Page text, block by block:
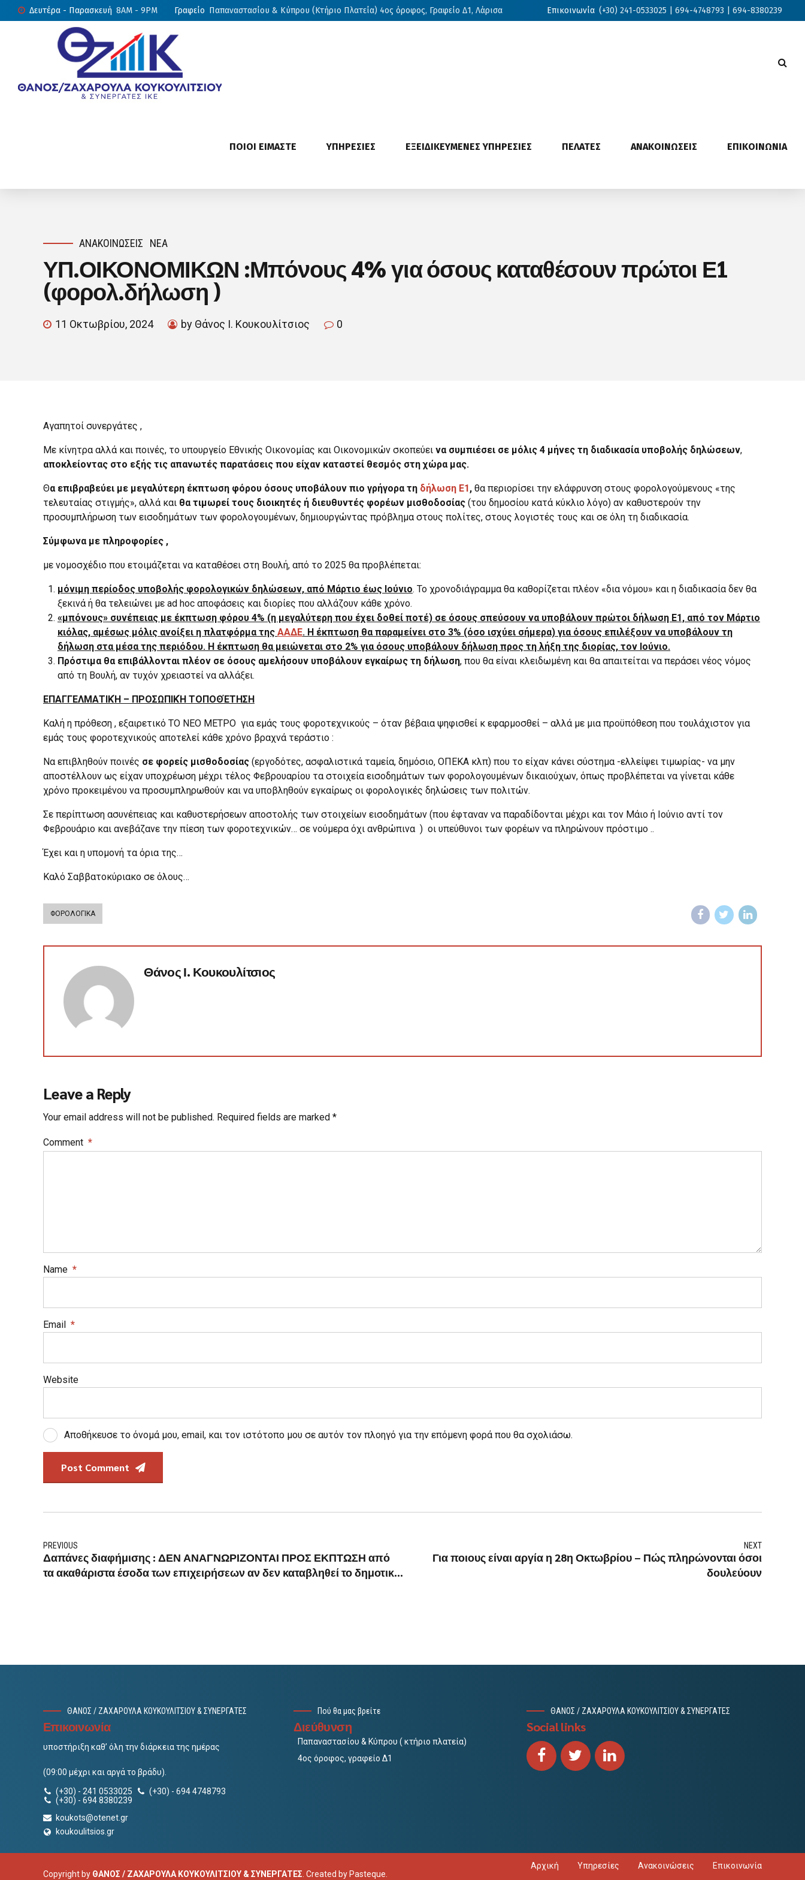
Δευτέρα - Παρασκευή 8AM - 9PM Γραφείο Παπαναστασίου & Κύπρου (Κτήριο Πλατεία) 4ος όροφος, Γραφείο Δ1, Λάρισα Επικοινωνία (+30) 241-0533025 | 694-4748793 | 694-8380239
ΠΟΙΟΙ ΕΙΜΑΣΤΕ ΥΠΗΡΕΣΙΕΣ ΕΞΕΙΔΙΚΕΥΜΕΝΕΣ ΥΠΗΡΕΣΙΕΣ ΠΕΛΑΤΕΣ ΑΝΑΚΟΙΝΩΣΕΙΣ ΕΠΙΚΟΙΝΩΝΙΑ
ΑΝΑΚΟΙΝΏΣΕΙΣ ΝΈΑ
ΥΠ.ΟΙΚΟΝΟΜΙΚΩΝ :Μπόνους 4% για όσους καταθέσουν πρώτοι Ε1
(φορολ.δήλωση )
11 Οκτωβρίου, 2024 by Θάνος Ι. Κουκουλίτσιος 0
Aγαπητοί συνεργάτες ,
Με κίνητρα αλλά και ποινές, το υπουργείο Εθνικής Οικονομίας και Οικονομικών σκοπεύει να συμπιέσει σε μόλις 4 μήνες τη διαδικασία υποβολής δηλώσεων,
αποκλείοντας στο εξής τις απανωτές παρατάσεις που είχαν καταστεί θεσμός στη χώρα μας.
Θα επιβραβεύει με μεγαλύτερη έκπτωση φόρου όσους υποβάλουν πιο γρήγορα τη δήλωση Ε1 , θα περιορίσει την ελάφρυνση στους φορολογούμενους «της
τελευταίας στιγμής», αλλά και θα τιμωρεί τους διοικητές ή διευθυντές φορέων μισθοδοσίας (του δημοσίου κατά κύκλιο λόγο) αν καθυστερούν την
προσυμπλήρωση των εισοδημάτων των φορολογουμένων, δημιουργώντας πρόβλημα στους πολίτες, στους λογιστές τους και σε όλη τη διαδικασία.
Σύμφωνα με πληροφορίες ,
με νομοσχέδιο που ετοιμάζεται να καταθέσει στη Βουλή, από το 2025 θα προβλέπεται:
μόνιμη περίοδος υποβολής φορολογικών δηλώσεων, από Μάρτιο έως Ιούνιο. Το χρονοδιάγραμμα θα καθορίζεται πλέον «δια νόμου» και η διαδικασία δεν θα
ξεκινά ή θα τελειώνει με ad hoc αποφάσεις και διορίες που αλλάζουν κάθε χρόνο.
«μπόνους» συνέπειας με έκπτωση φόρου 4% (η μεγαλύτερη που έχει δοθεί ποτέ) σε όσους σπεύσουν να υποβάλουν πρώτοι δήλωση Ε1, από τον Μάρτιο
κιόλας, αμέσως μόλις ανοίξει η πλατφόρμα της ΑΑΔΕ. Η έκπτωση θα παραμείνει στο 3% (όσο ισχύει σήμερα) για όσους επιλέξουν να υποβάλουν τη
δήλωση στα μέσα της περιόδου. Η έκπτωση θα μειώνεται στο 2% για όσους υποβάλουν δήλωση προς τη λήξη της διορίας, τον Ιούνιο.
Πρόστιμα θα επιβάλλονται πλέον σε όσους αμελήσουν υποβάλουν εγκαίρως τη δήλωση, που θα είναι κλειδωμένη και θα απαιτείται να περάσει νέος νόμος
από τη Βουλή, αν τυχόν χρειαστεί να αλλάξει.
ΕΠΑΓΓΕΛΜΑΤΙΚΉ – ΠΡΟΣΩΠΙΚΉ ΤΟΠΟΘΈΤΗΣΗ
Καλή η πρόθεση , εξαιρετικό ΤΟ ΝΕΟ ΜΕΤΡΟ για εμάς τους φοροτεχνικούς – όταν βέβαια ψηφισθεί κ εφαρμοσθεί – αλλά με μια προϋπόθεση που τουλάχιστον για
εμάς τους φοροτεχνικούς αποτελεί κάθε χρόνο βραχνά τεράστιο :
Να επιβληθούν ποινές σε φορείς μισθοδοσίας (εργοδότες, ασφαλιστικά ταμεία, δημόσιο, ΟΠΕΚΑ κλπ) που το είχαν κάνει σύστημα -ελλείψει τιμωρίας- να μην
αποστέλλουν ως είχαν υποχρέωση μέχρι τέλος Φεβρουαρίου τα στοιχεία εισοδημάτων των φορολογουμένων δικαιούχων, όπως προβλέπεται να γίνεται κάθε
χρόνο προκειμένου να προσυμπληρωθούν και να υποβληθούν εγκαίρως οι φορολογικές δηλώσεις των πολιτών.
Σε περίπτωση ασυνέπειας και καθυστερήσεων αποστολής των στοιχείων εισοδημάτων (που έφταναν να παραδίδονται μέχρι και τον Μάιο ή Ιούνιο αντί τον
Φεβρουάριο και ανεβάζανε την πίεση των φοροτεχνικών… σε νούμερα όχι ανθρώπινα ) οι υπεύθυνοι των φορέων να πληρώνουν πρόστιμο ..
Έχει και η υπομονή τα όρια της…
Καλό Σαββατοκύριακο σε όλους…
ΦΟΡΟΛΟΓΙΚΑ
Θάνος Ι. Κουκουλίτσιος
Leave a Reply
Your email address will not be published. Required fields are marked *
Comment *
Name *
Email *
Website
Αποθήκευσε το όνομά μου, email, και τον ιστότοπο μου σε αυτόν τον πλοηγό για την επόμενη φορά που θα σχολιάσω.
Post Comment
PREVIOUS
Δαπάνες διαφήμισης : ΔΕΝ ΑΝΑΓΝΩΡΙΖΟΝΤΑΙ ΠΡΟΣ ΕΚΠΤΩΣΗ από
τα ακαθάριστα έσοδα των επιχειρήσεων αν δεν καταβληθεί το δημοτικό
NEXT
Για ποιους είναι αργία η 28η Οκτωβρίου – Πώς πληρώνονται όσοι
δουλεύουν
ΘΑΝΟΣ / ΖΑΧΑΡΟΥΛΑ ΚΟΥΚΟΥΛΙΤΣΙΟΥ & ΣΥΝΕΡΓΑΤΕΣ
Επικοινωνία
υποστήριξη καθ’ όλη την διάρκεια της ημέρας
(09:00 μέχρι και αργά το βράδυ).
(+30) - 241 0533025
(+30) - 694 4748793
(+30) - 694 8380239
koukots@otenet.gr
koukoulitsios.gr
Πού θα μας βρείτε
Διεύθυνση
Παπαναστασίου & Κύπρου ( κτήριο πλατεία)
4ος όροφος, γραφείο Δ1
ΘΑΝΟΣ / ΖΑΧΑΡΟΥΛΑ ΚΟΥΚΟΥΛΙΤΣΙΟΥ & ΣΥΝΕΡΓΑΤΕΣ
Social links
Copyright by ΘΑΝΟΣ / ΖΑΧΑΡΟΥΛΑ ΚΟΥΚΟΥΛΙΤΣΙΟΥ & ΣΥΝΕΡΓΑΤΕΣ . Created by Pasteque
Αρχική Υπηρεσίες Ανακοινώσεις Επικοινωνία